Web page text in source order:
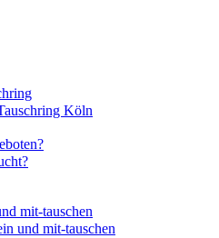
Köln
mit-tauschen
und mit-tauschen